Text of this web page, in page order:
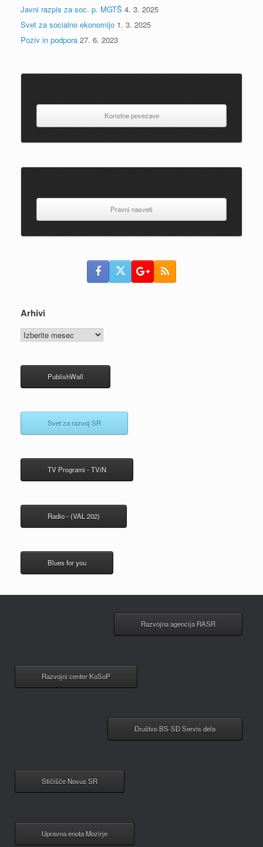
Javni razpis za soc. p. MGTŠ 4. 3. 2025
Svet za socialno ekonomijo 1. 3. 2025
Poziv in podpora 27. 6. 2023
Koristne povezave
Pravni nasveti
Arhivi
Arhivi
PublishWall
Svet za razvoj SR
TV Programi - TViN
Radio - (VAL 202)
Blues for you
Razvojna agencija RASR
Razvojni center KoSoP
Društvo BS-SD Servis dela
Stičišče Novus SR
Upravna enota Mozirje